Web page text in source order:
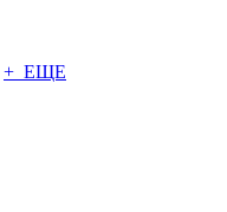
+ ЕЩЕ